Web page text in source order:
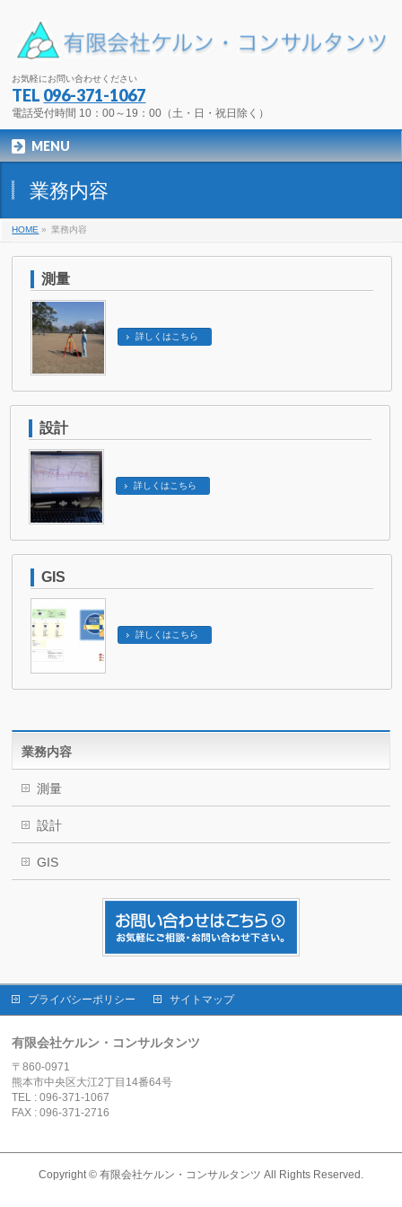
お気軽にお問い合わせください
TEL 096-371-1067
電話受付時間 10：00～19：00（土・日・祝日除く）
MENU
業務内容
HOME » 業務内容
測量
詳しくはこちら
設計
詳しくはこちら
GIS
詳しくはこちら
業務内容
測量
設計
GIS
プライバシーポリシー サイトマップ
有限会社ケルン・コンサルタンツ
〒860-0971
熊本市中央区大江2丁目14番64号
TEL : 096-371-1067
FAX : 096-371-2716
Copyright © 有限会社ケルン・コンサルタンツ All Rights Reserved.